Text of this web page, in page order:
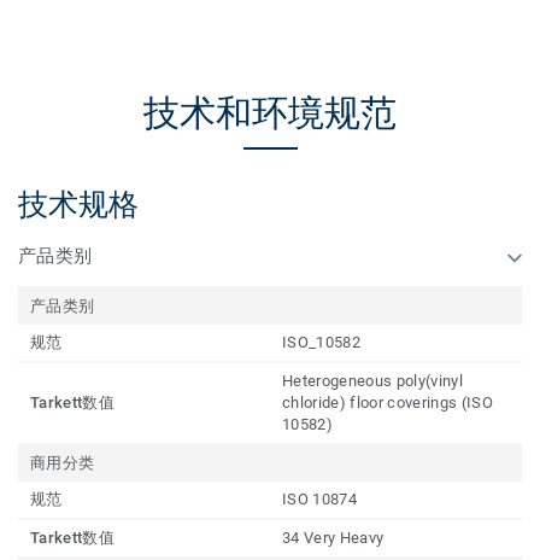
技术和环境规范
技术规格
产品类别
产品类别
规范
ISO_10582
Tarkett数值
Heterogeneous poly(vinyl
chloride) floor coverings (ISO
10582)
商用分类
规范
ISO 10874
Tarkett数值 34 Very Heavy